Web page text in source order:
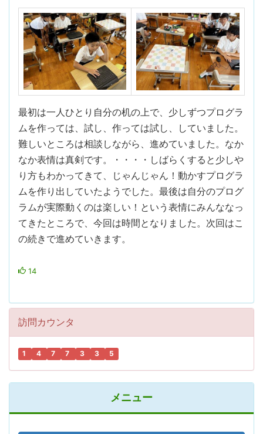
最初は一人ひとり自分の机の上で、少しずつプログラ
ムを作っては、試し、作っては試し、していました。
難しいところは相談しながら、進めていました。なか
なか表情は真剣です。・・・・しばらくすると少しや
り方もわかってきて、じゃんじゃん！動かすプログラ
ムを作り出していたようでした。最後は自分のプログ
ラムが実際動くのは楽しい！という表情にみんななっ
てきたところで、今回は時間となりました。次回はこ
の続きで進めていきます。
14
訪問カウンタ
1 4 7 7 3 3 5
メニュー